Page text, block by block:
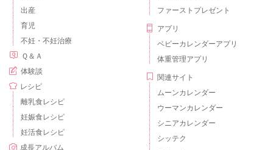
出産
育児
不妊・不妊治療
Ｑ＆Ａ
体験談
レシピ
離乳食レシピ
妊娠食レシピ
妊活食レシピ
成長アルバム
ファーストプレゼント
アプリ
ベビーカレンダーアプリ
体重管理アプリ
関連サイト
ムーンカレンダー
ウーマンカレンダー
シニアカレンダー
シッテク